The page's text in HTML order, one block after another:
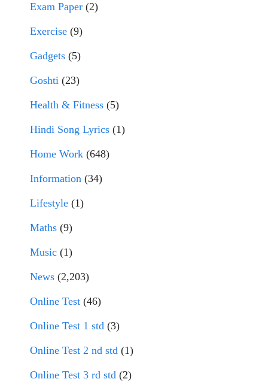
Exam Paper (2)
Exercise (9)
Gadgets (5)
Goshti (23)
Health & Fitness (5)
Hindi Song Lyrics (1)
Home Work (648)
Information (34)
Lifestyle (1)
Maths (9)
Music (1)
News (2,203)
Online Test (46)
Online Test 1 std (3)
Online Test 2 nd std (1)
Online Test 3 rd std (2)